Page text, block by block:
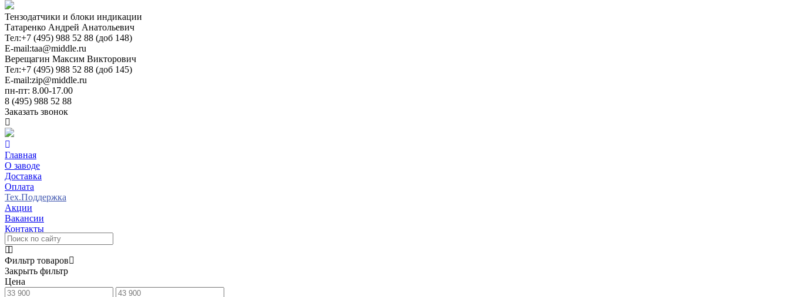
Тензодатчики и блоки индикации
Татаренко Андрей Анатольевич
Тел:+7 (495) 988 52 88 (доб 148)
E-mail:taa@middle.ru
Верещагин Максим Викторович
Тел:+7 (495) 988 52 88 (доб 145)
E-mail:zip@middle.ru
пн-пт: 8.00-17.00
8 (495) 988 52 88
Заказать звонок
Главная
О заводе
Доставка
Оплата
Тех.Поддержка
Акции
Вакансии
Контакты
Фильтр товаров
Закрыть фильтр
Цена